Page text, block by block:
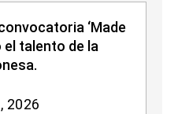
‘Made
el talento de la
2026